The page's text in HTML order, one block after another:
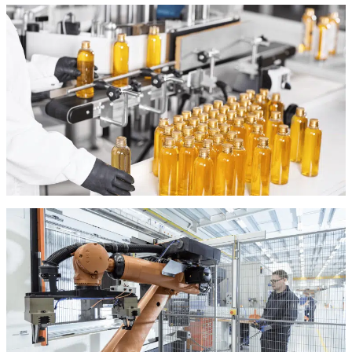
dazu dienen, Objekte in einer bestimmten Position
festzuhalten oder zu fixieren. Mit den Antrieben von KOCO
MOTION gewährleisten sie eine sichere und zuverlässige
Fixierung.